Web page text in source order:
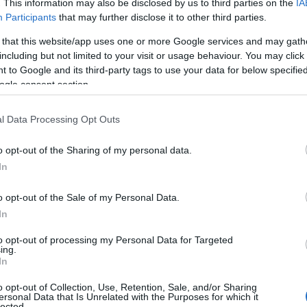
This information may also be disclosed by us to third parties on the
Participants that may further disclose it to other third parties.
that this website/app uses one or more Google services and may
but not limited to your visit or usage behaviour. You may
to Google and its third-party tags to use your data for below
consent section.
Data Processing Opt Outs
opt-out of the Sharing of my personal data.
opt-out of the Sale of my Personal Data.
opt-out of processing my Personal Data for Targeted
opt-out of Collection, Use, Retention, Sale, and/or Sharing
Data that Is Unrelated with the Purposes for which it
διάρκεια της δημαρχιακής θητείας του
χωρίς τις αισθήσεις του από τη